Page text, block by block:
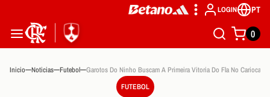
LOGIN PT
0
Inicio Noticias Futebol
Garotos Do Ninho Buscam A Primeira Vitoria Do Fla No Carioca
FUTEBOL